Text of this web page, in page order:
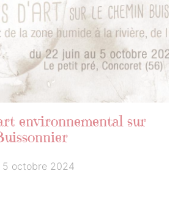
environnemental sur
5 octobre 2024